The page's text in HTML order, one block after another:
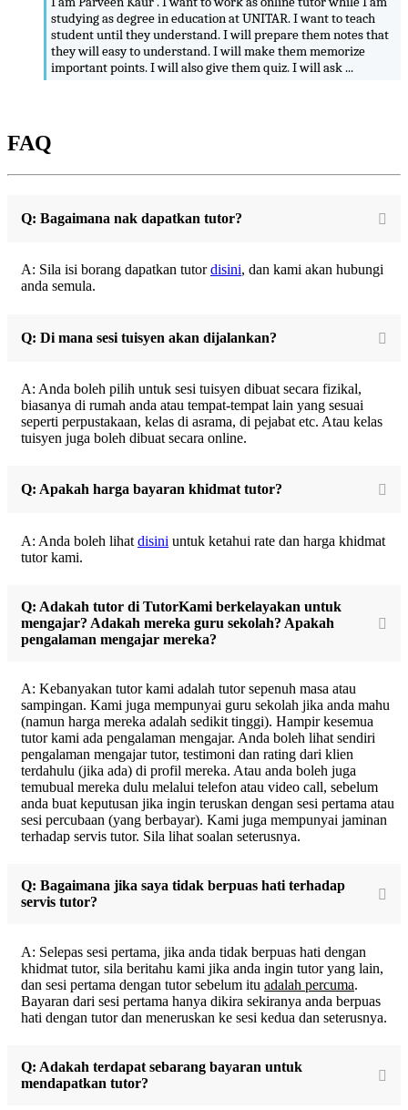
studying as degree in education at UNITAR. I want to teach
student until they understand. I will prepare them notes that
they will easy to understand. I will make them memorize
important points. I will also give them quiz. I will ask ...
FAQ
Q: Bagaimana nak dapatkan tutor?
A: Sila isi borang dapatkan tutordisini, dan kami akan hubungi
anda semula.
Q: Di mana sesi tuisyen akan dijalankan?
A: Anda boleh pilih untuk sesi tuisyen dibuat secara fizikal,
biasanya di rumah anda atau tempat-tempat lain yang sesuai
seperti perpustakaan, kelas di asrama, di pejabat etc. Atau kelas
tuisyen juga boleh dibuat secara online.
Q: Apakah harga bayaran khidmat tutor?
A: Anda boleh lihat disini untuk ketahui rate dan harga khidmat
tutor kami.
Q: Adakah tutor di TutorKami berkelayakan untuk
mengajar? Adakah mereka guru sekolah? Apakah
pengalaman mengajar mereka?
A: Kebanyakan tutor kami adalah tutor sepenuh masa atau
sampingan. Kami juga mempunyai guru sekolah jika anda mahu
(namun harga mereka adalah sedikit tinggi). Hampir kesemua
tutor kami ada pengalaman mengajar. Anda boleh lihat sendiri
pengalaman mengajar tutor, testimoni dan rating dari klien
terdahulu (jika ada) di profil mereka. Atau anda boleh juga
temubual mereka dulu melalui telefon atau video call, sebelum
anda buat keputusan jika ingin teruskan dengan sesi pertama atau
sesi percubaan (yang berbayar). Kami juga mempunyai jaminan
terhadap servis tutor. Sila lihat soalan seterusnya.
Q: Bagaimana jika saya tidak berpuas hati terhadap
servis tutor?
A: Selepas sesi pertama, jika anda tidak berpuas hati dengan
khidmat tutor, sila beritahu kami jika anda ingin tutor yang lain,
dan sesi pertama dengan tutor sebelum itu adalah percuma.
Bayaran dari sesi pertama hanya dikira sekiranya anda berpuas
hati dengan tutor dan meneruskan ke sesi kedua dan seterusnya.
Q: Adakah terdapat sebarang bayaran untuk
mendapatkan tutor?